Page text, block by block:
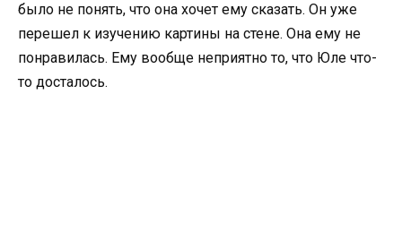
было не понять, что она хочет ему сказать. Он уже
перешел к изучению картины на стене. Она ему не
понравилась. Ему вообще неприятно то, что Юле что-
то досталось.